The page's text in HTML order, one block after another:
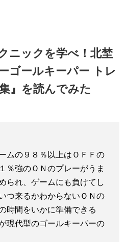
ニックを学べ！北埜
ゴールキーパー トレ
』を読んでみた
ムの９８％以上はＯＦＦの
％強のＯＮのプレーがうま
られ、ゲームにも負けてし
つ来るかわからないＯＮの
時間をいかに準備できる
現代型のゴールキーパーの